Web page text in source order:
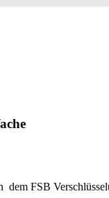
dem FSB